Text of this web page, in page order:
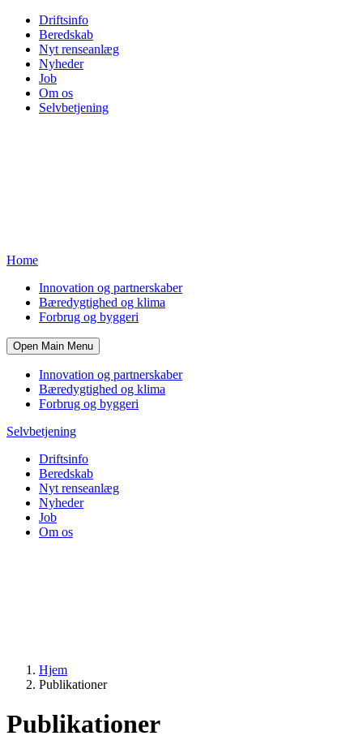
Driftsinfo
Beredskab
Nyt renseanlæg
Nyheder
Job
Om os
Selvbetjening
Home
Innovation og partnerskaber
Bæredygtighed og klima
Forbrug og byggeri
Open Main Menu
Innovation og partnerskaber
Bæredygtighed og klima
Forbrug og byggeri
Selvbetjening
Driftsinfo
Beredskab
Nyt renseanlæg
Nyheder
Job
Om os
Hjem
Publikationer
Publikationer